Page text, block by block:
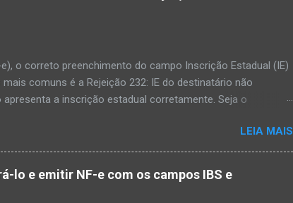
usuários por meio de plataformas como o DownDetector ,
o correto preenchimento do campo Inscrição Estadual (IE)
comuns é a Rejeição 232: IE do destinatário não
a inscrição estadual corretamente. Seja o
Neste post, vamos te mostrar como preencher
no envio da NF-e. 1️⃣ Contribuinte de ICMS Se o
terá uma Inscrição Estadual ativa. Veja como preencher:
de ICMS Inscrição Estadual (IE): Preencha com o número da
LEIA MAIS
lo e emitir NF-e com os campos IBS e